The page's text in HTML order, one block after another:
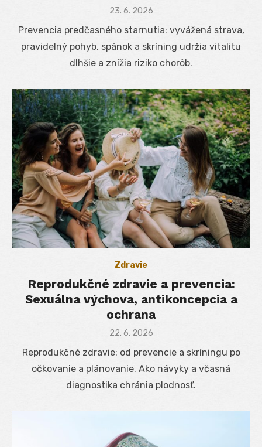
Posted
23. 6. 2026
Prevencia predčasného starnutia: vyvážená strava,
pravidelný pohyb, spánok a skríning udržia vitalitu
dlhšie a znížia riziko chorôb.
Zdravie
Reprodukčné zdravie a prevencia:
Sexuálna výchova, antikoncepcia a
ochrana
Posted
22. 6. 2026
Reprodukčné zdravie: od prevencie a skríningu po
očkovanie a plánovanie. Ako návyky a včasná
diagnostika chránia plodnosť.